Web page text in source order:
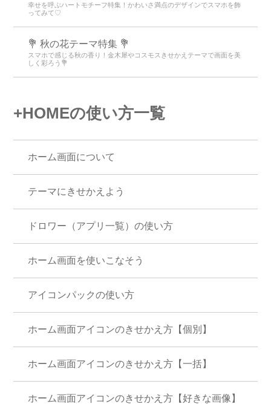
幸せを呼ぶハートモチーフ特集！かわいさ満点のデザインでスマホを飾
ってみて♡
💐 秋の花テーマ特集 💐
スマホで感じる秋の香り！金木犀やコスモスきせかえテーマで画面を美
しく彩ろう💐
+HOMEの使い方一覧
ホーム画面について
テーマにきせかえよう
ドロワー（アプリ一覧）の使い方
ホーム画面を使いこなそう
アイコンパックの使い方
ホーム画面アイコンのきせかえ方【個別】
ホーム画面アイコンのきせかえ方【一括】
ホーム画面アイコンのきせかえ方【好きな画像】